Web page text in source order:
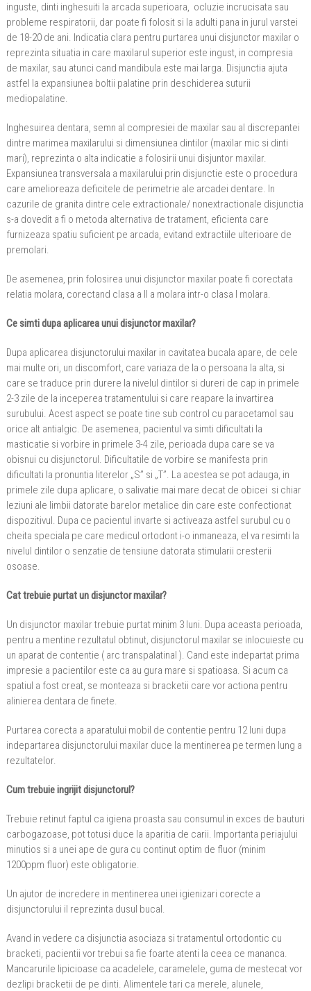
inguste, dinti inghesuiti la arcada superioara, ocluzie incrucisata sau
probleme respiratorii, dar poate fi folosit si la adulti pana in jurul varstei
de 18-20 de ani. Indicatia clara pentru purtarea unui disjunctor maxilar o
reprezinta situatia in care maxilarul superior este ingust, in compresia
de maxilar, sau atunci cand mandibula este mai larga. Disjunctia ajuta
astfel la expansiunea boltii palatine prin deschiderea suturii
mediopalatine.
Inghesuirea dentara, semn al compresiei de maxilar sau al discrepantei
dintre marimea maxilarului si dimensiunea dintilor (maxilar mic si dinti
mari), reprezinta o alta indicatie a folosirii unui disjuntor maxilar.
Expansiunea transversala a maxilarului prin disjunctie este o procedura
care amelioreaza deficitele de perimetrie ale arcadei dentare. In
cazurile de granita dintre cele extractionale/ nonextractionale disjunctia
s-a dovedit a fi o metoda alternativa de tratament, eficienta care
furnizeaza spatiu suficient pe arcada, evitand extractiile ulterioare de
premolari.
De asemenea, prin folosirea unui disjunctor maxilar poate fi corectata
relatia molara, corectand clasa a II a molara intr-o clasa I molara.
Ce simti dupa aplicarea unui disjunctor maxilar?
Dupa aplicarea disjunctorului maxilar in cavitatea bucala apare, de cele
mai multe ori, un discomfort, care variaza de la o persoana la alta, si
care se traduce prin durere la nivelul dintilor si dureri de cap in primele
2-3 zile de la inceperea tratamentului si care reapare la invartirea
surubului. Acest aspect se poate tine sub control cu paracetamol sau
orice alt antialgic. De asemenea, pacientul va simti dificultati la
masticatie si vorbire in primele 3-4 zile, perioada dupa care se va
obisnui cu disjunctorul. Dificultatile de vorbire se manifesta prin
dificultati la pronuntia literelor „S” si „T”. La acestea se pot adauga, in
primele zile dupa aplicare, o salivatie mai mare decat de obicei si chiar
leziuni ale limbii datorate barelor metalice din care este confectionat
dispozitivul. Dupa ce pacientul invarte si activeaza astfel surubul cu o
cheita speciala pe care medicul ortodont i-o inmaneaza, el va resimti la
nivelul dintilor o senzatie de tensiune datorata stimularii cresterii
osoase.
Cat trebuie purtat un disjunctor maxilar?
Un disjunctor maxilar trebuie purtat minim 3 luni. Dupa aceasta perioada,
pentru a mentine rezultatul obtinut, disjunctorul maxilar se inlocuieste cu
un aparat de contentie ( arc transpalatinal ). Cand este indepartat prima
impresie a pacientilor este ca au gura mare si spatioasa. Si acum ca
spatiul a fost creat, se monteaza si bracketii care vor actiona pentru
alinierea dentara de finete.
Purtarea corecta a aparatului mobil de contentie pentru 12 luni dupa
indepartarea disjunctorului maxilar duce la mentinerea pe termen lung a
rezultatelor.
Cum trebuie ingrijit disjunctorul?
Trebuie retinut faptul ca igiena proasta sau consumul in exces de bauturi
carbogazoase, pot totusi duce la aparitia de carii. Importanta periajului
minutios si a unei ape de gura cu continut optim de fluor (minim
1200ppm fluor) este obligatorie.
Un ajutor de incredere in mentinerea unei igienizari corecte a
disjunctorului il reprezinta dusul bucal.
Avand in vedere ca disjunctia asociaza si tratamentul ortodontic cu
bracketi, pacientii vor trebui sa fie foarte atenti la ceea ce mananca.
Mancarurile lipicioase ca acadelele, caramelele, guma de mestecat vor
dezlipi bracketii de pe dinti. Alimentele tari ca merele, alunele,